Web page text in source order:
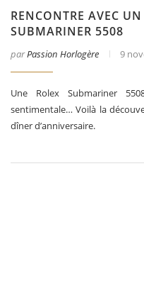
RENCONTRE AVEC
SUBMARINER 5508
parPassion Horlogère 9
Une Rolex Submariner
sentimentale… Voilà la
dîner d’anniversaire.